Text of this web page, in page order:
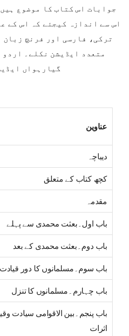
جوابات اس کتاب کا موضوع
اس سے اندازہ کیجئے کہ اس کے
ترکی، فارسی اور فرنچ زبان
متعدد ایڈیشن نکلے۔ اردو
گیارہواں
عناوین
دیباچہ
کچھ کتاب کے متعلق
مقدمہ
باب اول۔بعثت محمدی سے پہلے
باب دوم۔بعثت محمدی کے بعد
باب سوم۔مسلمانوں کا دور قیادت
باب چہارم۔مسلمانوں کا تنزل
باب پنجم۔بین الاقوامی سیادت
اثرات